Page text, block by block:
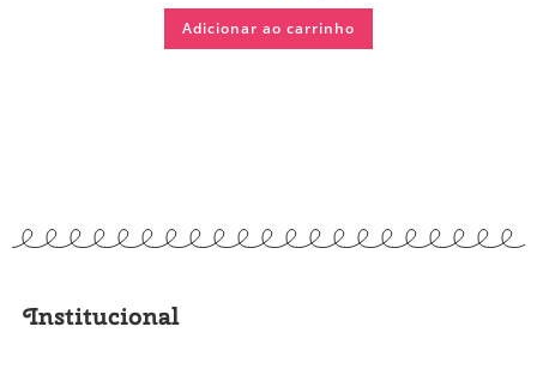
Adicionar ao carrinho
Institucional